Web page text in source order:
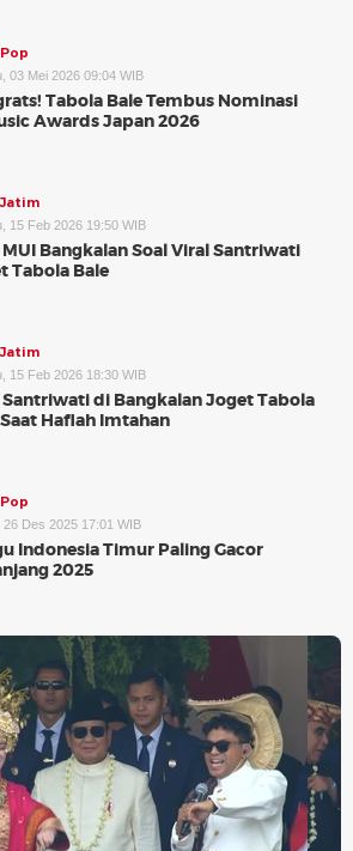
03 Mei 2026 09:04 WIB
Tabola Bale Tembus Nominasi
Awards Japan 2026
15 Feb 2026 19:50 WIB
MUI Bangkalan Soal Viral Santriwati
Tabola Bale
15 Feb 2026 18:30 WIB
di Bangkalan Joget Tabola
Haflah Imtahan
26 Des 2025 17:01 WIB
Indonesia Timur Paling Gacor
2025